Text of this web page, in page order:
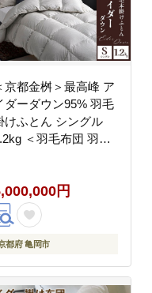
京都金桝＞最高峰 ア
ダーダウン95% 羽毛
けふとん シングル
＜羽毛布団 羽毛
ク 絹 寝具＞｜モナク
円
都府 亀岡市